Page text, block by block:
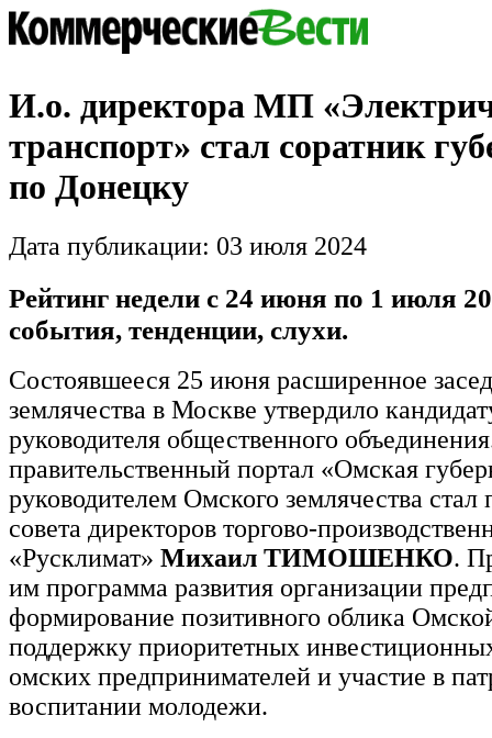
И.о. директора МП
транспорт» стал соратник
по Донецку
Дата публикации: 03 июля 2024
Рейтинг недели с 24 июня по 1 июля
события, тенденции, слухи.
Состоявшееся 25 июня расширенное
землячества в Москве утвердило
руководителя общественного
правительственный портал «Омская
руководителем Омского землячества стал
совета директоров торгово-
«Русклимат» Михаил ТИМОШЕНКО.
им программа развития организации
формирование позитивного облика
поддержку приоритетных
омских предпринимателей и участие в
воспитании молодежи.